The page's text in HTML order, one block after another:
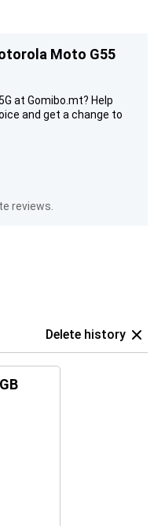
Moto G55
at Gomibo.mt? Help
and get a change to
reviews.
Delete history